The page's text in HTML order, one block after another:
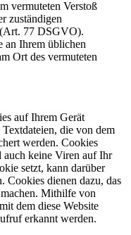
vermuteten Verstoß
zuständigen
77 DSGVO).
an Ihrem üblichen
Ort des vermuteten
auf Ihrem Gerät
die von dem
werden. Cookies
auch keine Viren auf Ihr
setzt, kann darüber
Cookies dienen dazu, das
Mithilfe von
dem diese Website
erkannt werden.